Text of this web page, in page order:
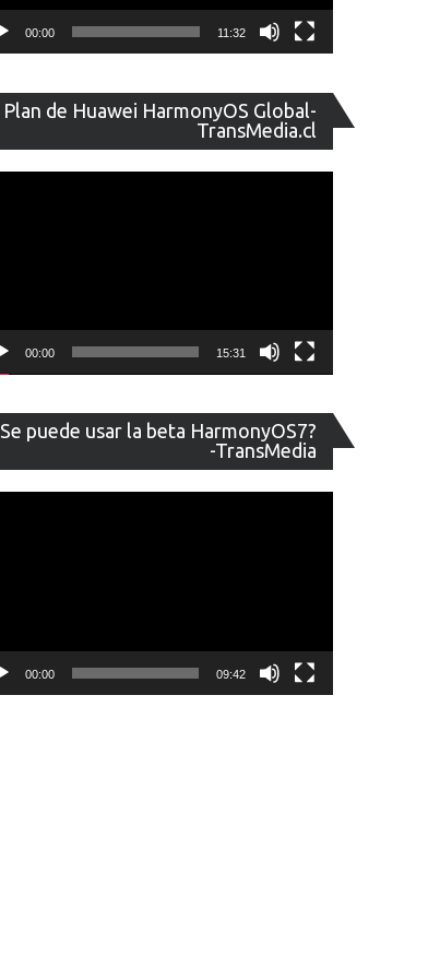
00:00 11:32
Plan de Huawei HarmonyOS Global-
TransMedia.cl
de
vídeo
00:00 15:31
Se puede usar la beta HarmonyOS7?
-TransMedia
de
vídeo
00:00 09:42